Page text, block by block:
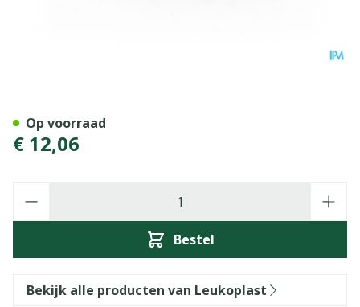
€ 12,06
Bestel
Op voorraad
Bekijk alle producten van Leukoplast